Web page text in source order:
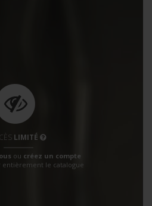
LIMITÉ
ou créez un compte
entièrement le catalogue